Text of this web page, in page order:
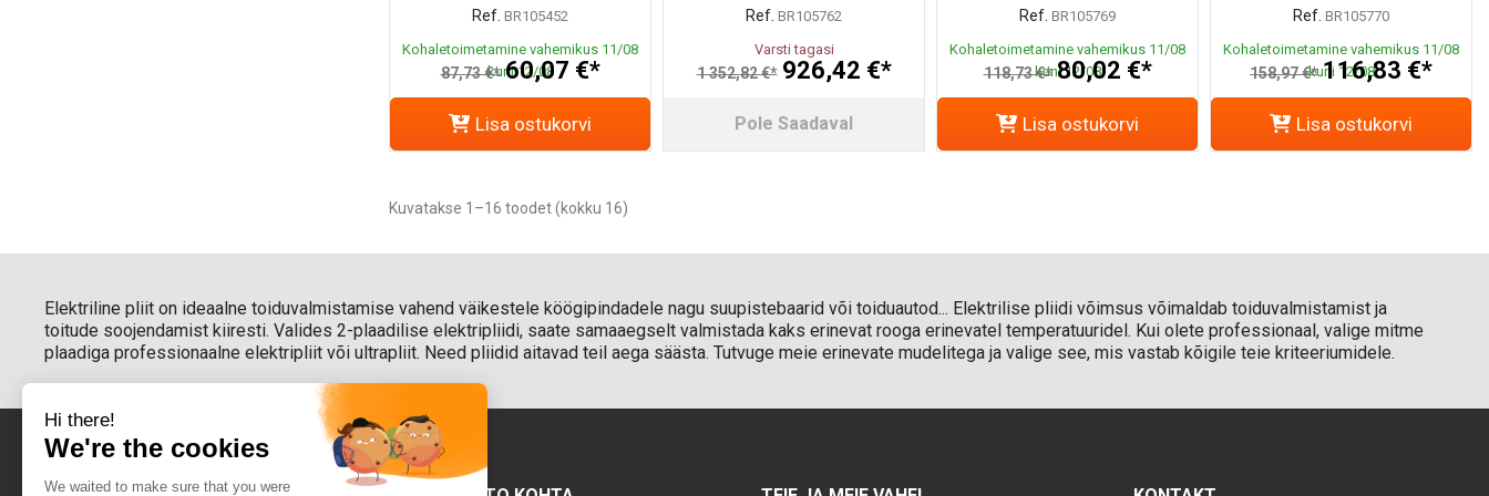
Ref. BR105452
Kohaletoimetamine vahemikus 11/08
kuni 12/08
87,73 €* 60,07 €*
Lisa ostukorvi
Ref. BR105762
Varsti tagasi
1 352,82 €* 926,42 €*
Pole Saadaval
Ref. BR105769
Kohaletoimetamine vahemikus 11/08
kuni 12/08
118,73 €* 80,02 €*
Lisa ostukorvi
Ref. BR105770
Kohaletoimetamine vahemikus 11/08
kuni 12/08
158,97 €* 116,83 €*
Lisa ostukorvi
Kuvatakse 1–16 toodet (kokku 16)
Elektriline pliit on ideaalne toiduvalmistamise vahend väikestele köögipindadele nagu suupistebaarid või toiduautod... Elektrilise pliidi võimsus võimaldab toiduvalmistamist ja
toitude soojendamist kiiresti. Valides 2-plaadilise elektripliidi, saate samaaegselt valmistada kaks erinevat rooga erinevatel temperatuuridel. Kui olete professionaal, valige mitme
plaadiga professionaalne elektripliit või ultrapliit. Need pliidid aitavad teil aega säästa. Tutvuge meie erinevate mudelitega ja valige see, mis vastab kõigile teie kriteeriumidele.